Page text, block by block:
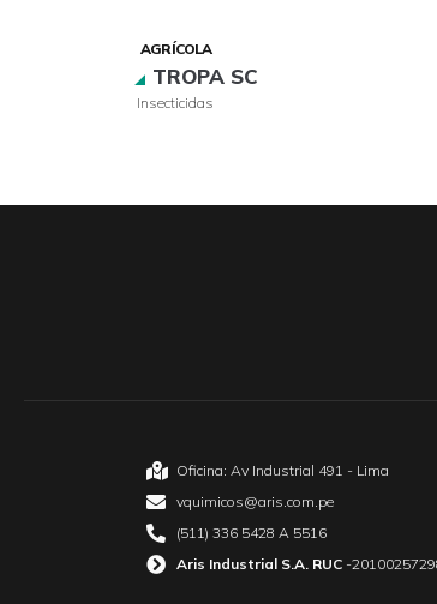
AGRÍCOLA
TROPA SC
Insecticidas
Oficina: Av Industrial 491 - Lima
vquimicos@aris.com.pe
(511) 336 5428 A 5516
Aris Industrial S.A. RUC -